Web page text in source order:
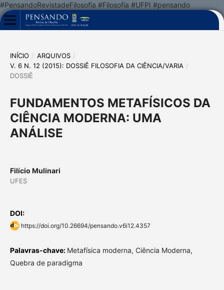
#PensandoRevistadeFilosofia #Filosofia #UFPI #pensando
INÍCIO / ARQUIVOS /
V. 6 N. 12 (2015): DOSSIÊ FILOSOFIA DA CIÊNCIA/VARIA /
DOSSIÊ
FUNDAMENTOS METAFÍSICOS DA
CIÊNCIA MODERNA: UMA
ANÁLISE
Filício Mulinari
UFES
DOI:
https://doi.org/10.26694/pensando.v6i12.4357
Palavras-chave: Metafísica moderna, Ciência Moderna,
Quebra de paradigma